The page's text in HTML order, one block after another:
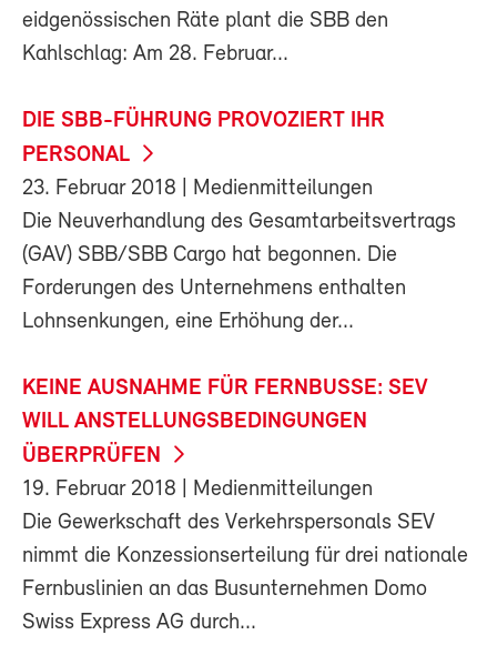
eidgenössischen Räte plant die SBB den
Kahlschlag: Am 28. Februar...
DIE SBB-FÜHRUNG PROVOZIERT IHR
PERSONAL
23. Februar 2018 | Medienmitteilungen
Die Neuverhandlung des Gesamtarbeitsvertrags
(GAV) SBB/SBB Cargo hat begonnen. Die
Forderungen des Unternehmens enthalten
Lohnsenkungen, eine Erhöhung der...
KEINE AUSNAHME FÜR FERNBUSSE: SEV
WILL ANSTELLUNGSBEDINGUNGEN
ÜBERPRÜFEN
19. Februar 2018 | Medienmitteilungen
Die Gewerkschaft des Verkehrspersonals SEV
nimmt die Konzessionserteilung für drei nationale
Fernbuslinien an das Busunternehmen Domo
Swiss Express AG durch...